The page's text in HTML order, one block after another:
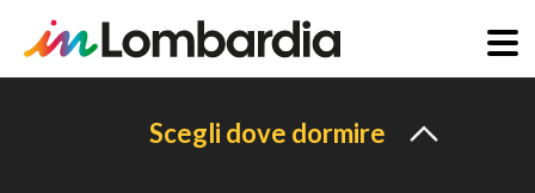
Scegli dove dormire